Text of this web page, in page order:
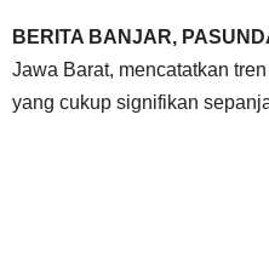
BERITA BANJAR,
Jawa Barat, mencatatkan
yang cukup signifikan